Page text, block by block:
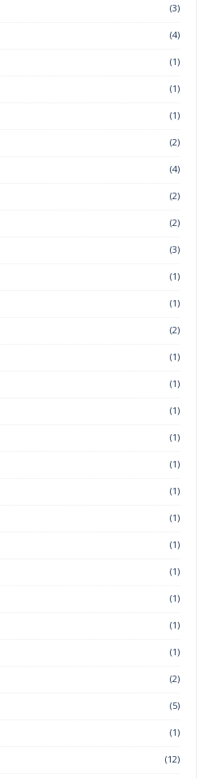
(3)
(4)
(1)
(1)
(1)
(2)
(4)
(2)
(2)
(3)
(1)
(1)
(2)
(1)
(1)
(1)
(1)
(1)
(1)
(1)
(1)
(1)
(1)
(1)
(1)
(2)
(5)
(1)
(12)